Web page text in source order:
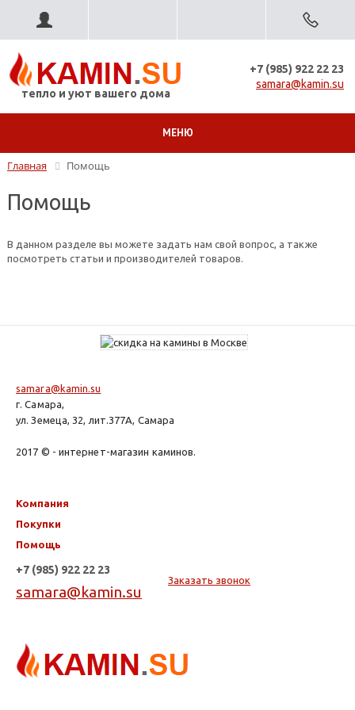
тепло и уют вашего дома
+7 (985) 922 22 23
samara@kamin.su
МЕНЮ
Главная Помощь
Помощь
В данном разделе вы можете задать нам свой вопрос, а также
посмотреть статьи и производителей товаров.
samara@kamin.su
г. Самара,
ул. Земеца, 32, лит.377А, Самара
2017 © - интернет-магазин каминов.
Компания
Покупки
Помощь
+7 (985) 922 22 23
samara@kamin.su
Заказать звонок